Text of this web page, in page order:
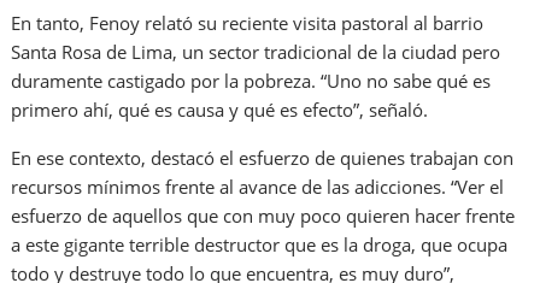
En tanto, Fenoy relató su reciente visita pastoral al barrio
Santa Rosa de Lima, un sector tradicional de la ciudad pero
duramente castigado por la pobreza. “Uno no sabe qué es
primero ahí, qué es causa y qué es efecto”, señaló.
En ese contexto, destacó el esfuerzo de quienes trabajan con
recursos mínimos frente al avance de las adicciones. “Ver el
esfuerzo de aquellos que con muy poco quieren hacer frente
a este gigante terrible destructor que es la droga, que ocupa
todo y destruye todo lo que encuentra, es muy duro”,